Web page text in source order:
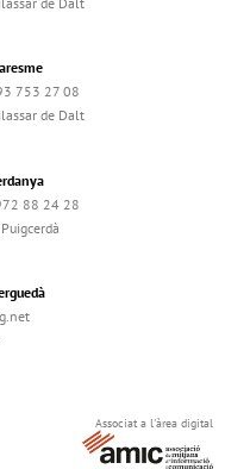
753 27 08
de Dalt
88 24 28
Associat a l'àrea digital